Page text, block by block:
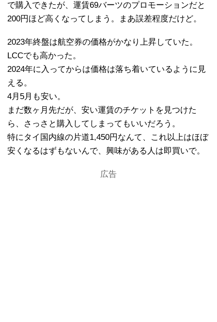
で購入できたが、運賃69バーツのプロモーションだと
200円ほど高くなってしまう。まあ誤差程度だけど。
2023年終盤は航空券の価格がかなり上昇していた。
LCCでも高かった。
2024年に入ってからは価格は落ち着いているように見
える。
4月5月も安い。
まだ数ヶ月先だが、安い運賃のチケットを見つけた
ら、さっさと購入してしまってもいいだろう。
特にタイ国内線の片道1,450円なんて、これ以上はほぼ
安くなるはずもないんで、興味がある人は即買いで。
広告